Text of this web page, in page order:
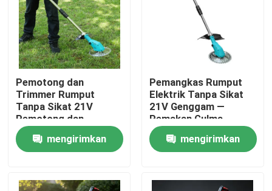
Rumah
Produk
video
Pemotong dan
Trimmer Rumput
Tanpa Sikat 21V ️
Pemotong dan
Trimmer Rumput
Baterai dengan Sistem
Trimmer Rumput
Blade
mengirimkan
Pemangkas Rumput
Elektrik Tanpa Sikat
21V Genggam —
Pemakan Gulma
Bertenaga Baterai
dengan Kepala
Pemangkas Senar
untuk Kontrol Satu
mengirimkan